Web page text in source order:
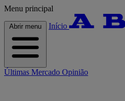
Menu principal
Abrir menu Início
Últimas Mercado Opinião